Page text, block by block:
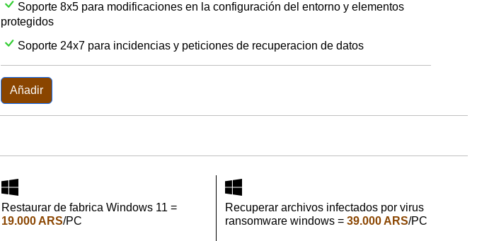
Soporte 8x5 para modificaciones en la configuración del entorno y elementos
protegidos
Soporte 24x7 para incidencias y peticiones de recuperacion de datos
Añadir
Restaurar de fabrica Windows 11 =
19.000 ARS/PC
Recuperar archivos infectados por virus
ransomware windows = 39.000 ARS/PC